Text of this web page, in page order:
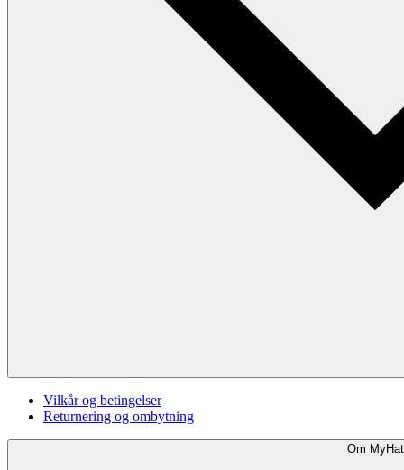
Vilkår og betingelser
Returnering og ombytning
Om MyHat